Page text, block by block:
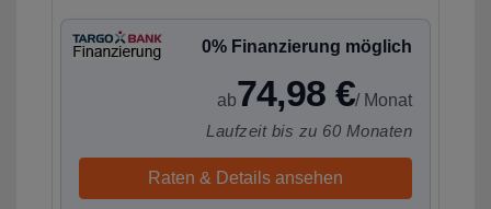
0% Finanzierung möglich
ab74,98 €/ Monat
Laufzeit bis zu 60 Monaten
Raten & Details ansehen